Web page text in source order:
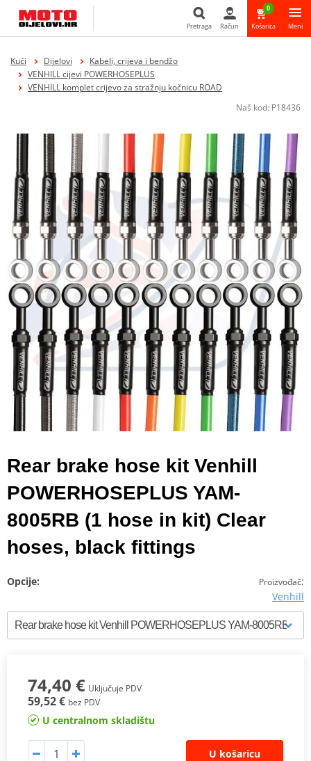
Pretraga Račun
0
Košarica Meni
Kući Dijelovi
Kabeli, crijeva i bendžo
VENHILL cijevi POWERHOSEPLUS
VENHILL komplet crijevo za stražnju kočnicu ROAD
Naš kod: P18436
Rear brake hose kit Venhill
POWERHOSEPLUS YAM-
8005RB (1 hose in kit) Clear
hoses, black fittings
Proizvođač:
Venhill
Opcije:
74,40 € Uključuje PDV
59,52 € bez PDV
U centralnom skladištu
U košaricu